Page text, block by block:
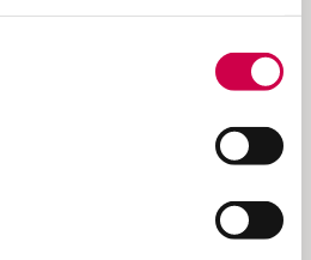
on valta tehdä
loukkaantuivat häneen,